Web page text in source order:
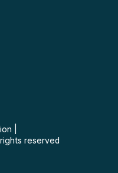
reserved